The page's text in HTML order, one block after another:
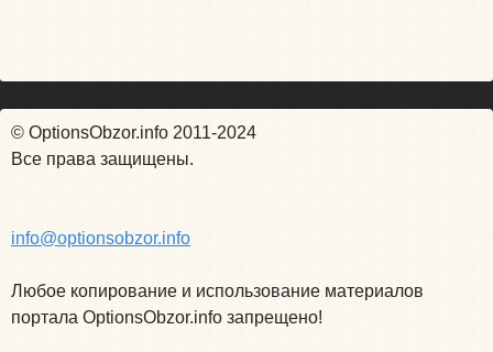
© OptionsObzor.info 2011-2024
Все права защищены.
info@optionsobzor.info
Любое копирование и использование материалов
портала OptionsObzor.info запрещено!